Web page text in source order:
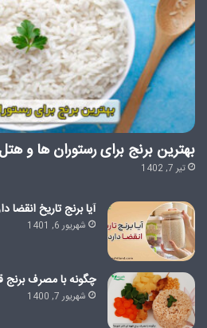
بهترین برنج برای رستوران ها و
تیر 7, 1402
آیا برنج تاریخ
شهریور 6, 1401
چگونه با مصرف برنج
شهریور 7, 1400